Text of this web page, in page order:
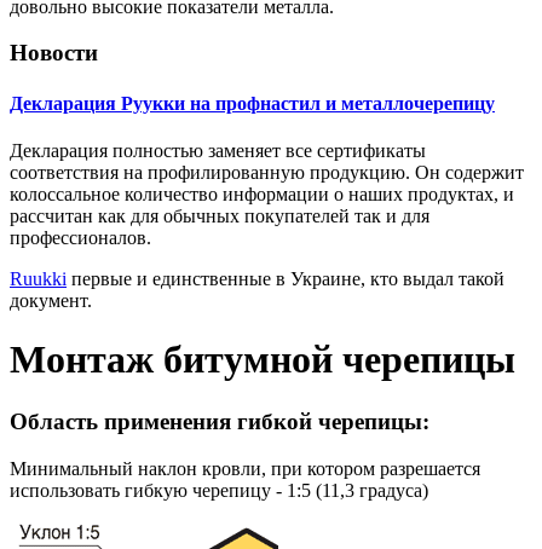
довольно высокие показатели металла.
Новости
Декларация Руукки на профнастил и металлочерепицу
Декларация полностью заменяет все сертификаты
соответствия на профилированную продукцию. Он содержит
колоссальное количество информации о наших продуктах, и
рассчитан как для обычных покупателей так и для
профессионалов.
Ruukki первые и единственные в Украине, кто выдал такой
документ.
Монтаж битумной черепицы
Область применения гибкой черепицы:
Минимальный наклон кровли, при котором разрешается
использовать гибкую черепицу - 1:5 (11,3 градуса)